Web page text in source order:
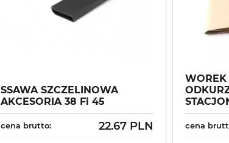
SSAWA SZCZELINOWA
AKCESORIA 38 Fi 45
cena brutto: 22.67 PLN
WOREK
cena